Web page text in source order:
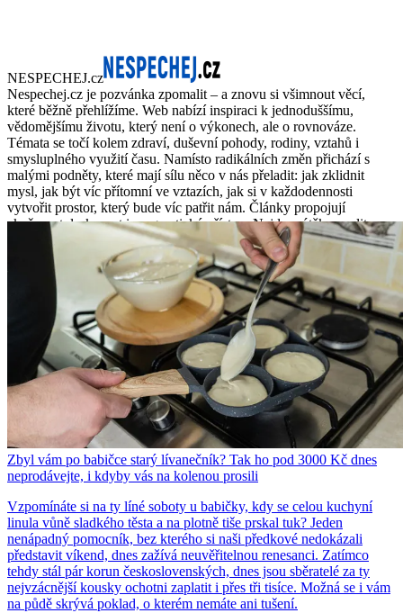
NESPECHEJ.cz
Nespechej.cz je pozvánka zpomalit – a znovu si všimnout věcí,
které běžně přehlížíme. Web nabízí inspiraci k jednoduššímu,
vědomějšímu životu, který není o výkonech, ale o rovnováze.
Témata se točí kolem zdraví, duševní pohody, rodiny, vztahů i
smysluplného využití času. Namísto radikálních změn přichází s
malými podněty, které mají sílu něco v nás přeladit: jak zklidnit
mysl, jak být víc přítomní ve vztazích, jak si v každodennosti
vytvořit prostor, který bude víc patřit nám. Články propojují
zkušenost, laskavost i pragmatický přístup. Nejde o útěk z reality,
ale o jiný úhel pohledu. Nespechej.cz dává hlas potřebě zpomalit,
nadechnout se a znovu se ptát, co vlastně chceme žít – a proč.
Zbyl vám po babičce starý lívanečník? Tak ho pod 3000 Kč dnes
neprodávejte, i kdyby vás na kolenou prosili
Vzpomínáte si na ty líné soboty u babičky, kdy se celou kuchyní
linula vůně sladkého těsta a na plotně tiše prskal tuk? Jeden
nenápadný pomocník, bez kterého si naši předkové nedokázali
představit víkend, dnes zažívá neuvěřitelnou renesanci. Zatímco
tehdy stál pár korun československých, dnes jsou sběratelé za ty
nejvzácnější kousky ochotni zaplatit i přes tři tisíce. Možná se i vám
na půdě skrývá poklad, o kterém nemáte ani tušení.